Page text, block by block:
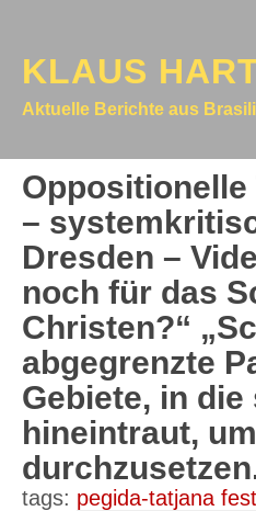
KLAUS
Aktuelle Berichte aus
Oppositionelle
–
Dresden –
noch für das
Christen?“
abgegrenzte
Gebiete, in
hineintraut,
tags: pegida-tatjana